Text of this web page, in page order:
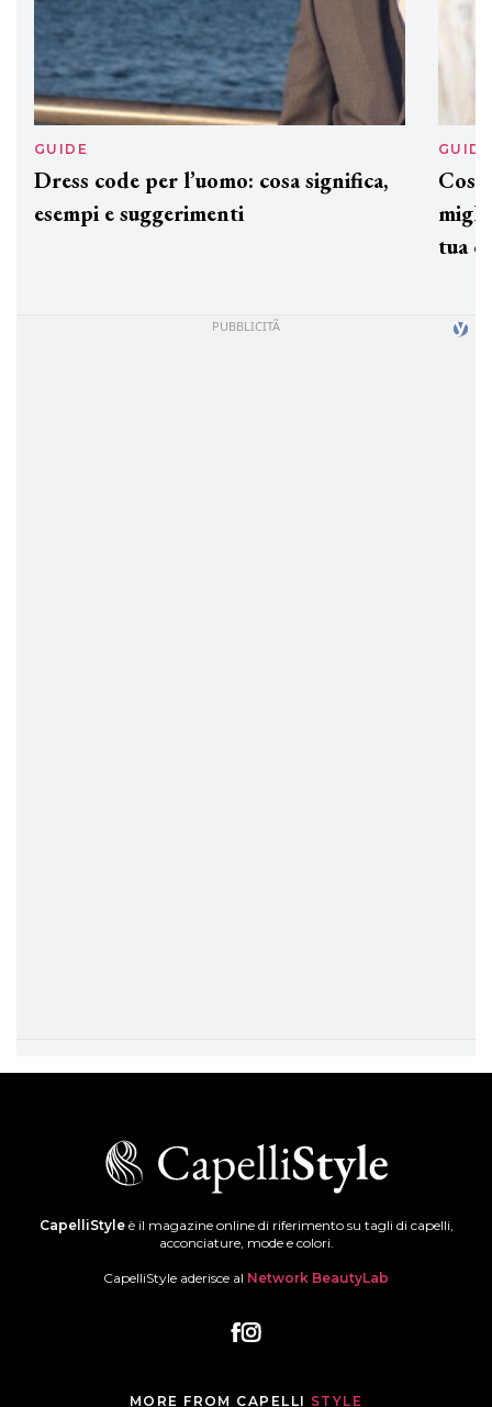
GUIDE
Dress code per l’uomo: cosa significa,
esempi e suggerimenti
GUIDE
tua
CapelliStyleè il magazine online di riferimento su tagli di capelli,
acconciature, mode e colori.
CapelliStyle aderisce al Network BeautyLab
MORE FROM CAPELLI STYLE